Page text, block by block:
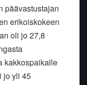
päävastustajan
erikoiskokeen
oli jo 27,8
kakkospaikalle
jo yli 45